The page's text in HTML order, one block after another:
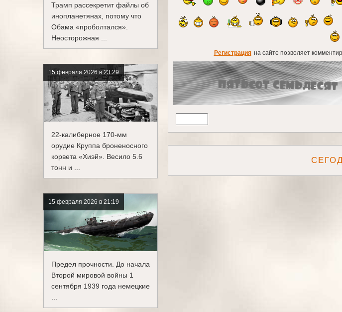
Трамп рассекретит файлы об
инопланетянах, потому что
Обама «проболтался».
Неосторожная ...
15 февраля 2026 в 23:29
22-калиберное 170-мм
орудие Круппа броненосного
корвета «Хиэй». Весило 5.6
тонн и ...
15 февраля 2026 в 21:19
Предел прочности. До начала
Второй мировой войны 1
сентября 1939 года немецкие
Регистрация на сайте позволяет